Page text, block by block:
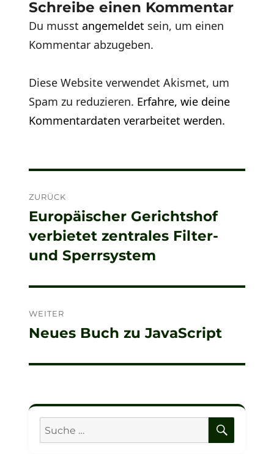
Schreibe einen Kommentar
Du musstangemeldet sein, um einen
Kommentar abzugeben.
Diese Website verwendet Akismet, um
Spam zu reduzieren. Erfahre, wie deine
Kommentardaten verarbeitet werden.
ZURÜCK
Vorheriger
Beitrag:
Europäischer Gerichtshof
verbietet zentrales Filter-
und Sperrsystem
WEITER
Nächster
Neues Buch zu JavaScript
Suche
nach: